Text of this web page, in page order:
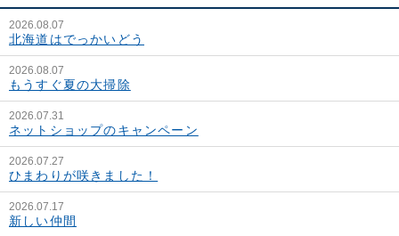
2026.08.07
北海道はでっかいどう
2026.08.07
もうすぐ夏の大掃除
2026.07.31
ネットショップのキャンペーン
2026.07.27
ひまわりが咲きました！
2026.07.17
新しい仲間